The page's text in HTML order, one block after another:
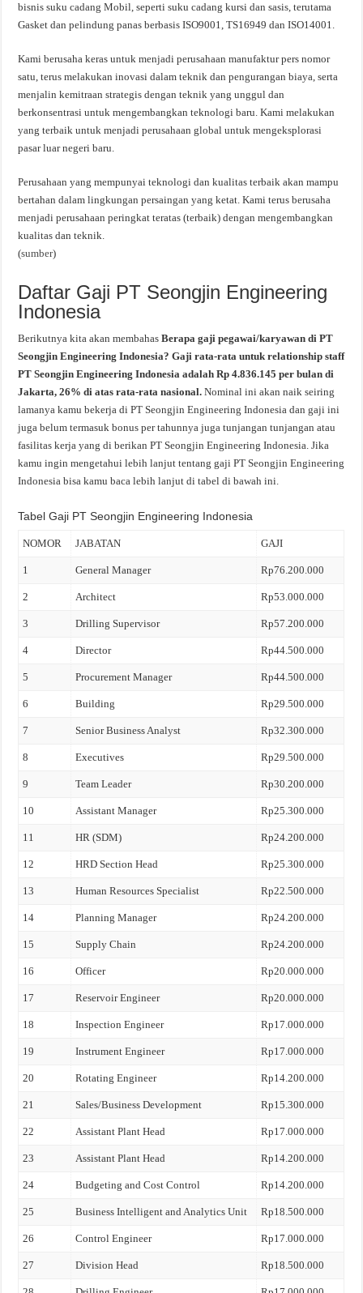
bisnis suku cadang Mobil, seperti suku cadang kursi dan sasis, terutama
Gasket dan pelindung panas berbasis ISO9001, TS16949 dan ISO14001.
Kami berusaha keras untuk menjadi perusahaan manufaktur pers nomor
satu, terus melakukan inovasi dalam teknik dan pengurangan biaya, serta
menjalin kemitraan strategis dengan teknik yang unggul dan
berkonsentrasi untuk mengembangkan teknologi baru. Kami melakukan
yang terbaik untuk menjadi perusahaan global untuk mengeksplorasi
pasar luar negeri baru.
Perusahaan yang mempunyai teknologi dan kualitas terbaik akan mampu
bertahan dalam lingkungan persaingan yang ketat. Kami terus berusaha
menjadi perusahaan peringkat teratas (terbaik) dengan mengembangkan
kualitas dan teknik.
(sumber)
Daftar Gaji PT Seongjin Engineering
Indonesia
Berikutnya kita akan membahasBerapa gaji pegawai/karyawan di PT
Seongjin Engineering Indonesia? Gaji rata-rata untuk relationship staff
PT Seongjin Engineering Indonesia adalah Rp 4.836.145 per bulan di
Jakarta, 26% di atas rata-rata nasional.Nominal ini akan naik seiring
lamanya kamu bekerja di PT Seongjin Engineering Indonesia dan gaji ini
juga belum termasuk bonus per tahunnya juga tunjangan tunjangan atau
fasilitas kerja yang di berikan PT Seongjin Engineering Indonesia. Jika
kamu ingin mengetahui lebih lanjut tentang gaji PT Seongjin Engineering
Indonesia bisa kamu baca lebih lanjut di tabel di bawah ini.
Tabel Gaji PT Seongjin Engineering Indonesia
NOMOR JABATAN GAJI
1 General Manager Rp76.200.000
2 Architect Rp53.000.000
3 Drilling Supervisor Rp57.200.000
4 Director Rp44.500.000
5 Procurement Manager Rp44.500.000
6 Building Rp29.500.000
7 Senior Business Analyst Rp32.300.000
8 Executives Rp29.500.000
9 Team Leader Rp30.200.000
10 Assistant Manager Rp25.300.000
11 HR (SDM) Rp24.200.000
12 HRD Section Head Rp25.300.000
13 Human Resources Specialist Rp22.500.000
14 Planning Manager Rp24.200.000
15 Supply Chain Rp24.200.000
16 Officer Rp20.000.000
17 Reservoir Engineer Rp20.000.000
18 Inspection Engineer Rp17.000.000
19 Instrument Engineer Rp17.000.000
20 Rotating Engineer Rp14.200.000
21 Sales/Business Development Rp15.300.000
22 Assistant Plant Head Rp17.000.000
23 Assistant Plant Head Rp14.200.000
24 Budgeting and Cost Control Rp14.200.000
25 Business Intelligent and Analytics Unit Rp18.500.000
26 Control Engineer Rp17.000.000
27 Division Head Rp18.500.000